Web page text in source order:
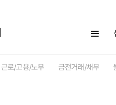
근로/고용/노무 금전거래/채무